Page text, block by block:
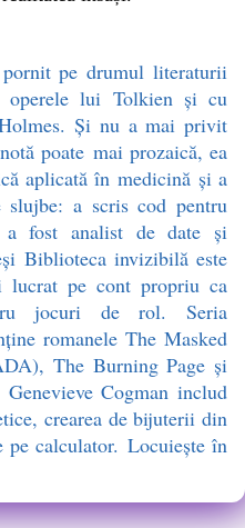
pe drumul literaturii
lui Tolkien şi cu
Şi nu a mai privit
poate mai prozaică, ea
aplicată în medicină şi a
slujbe: a scris cod pentru
fost analist de date şi
Biblioteca invizibilă este
lucrat pe cont propriu ca
jocuri de rol. Seria
romanele The Masked
The Burning Page şi
Cogman includ
crearea de bijuterii din
calculator. Locuieşte în